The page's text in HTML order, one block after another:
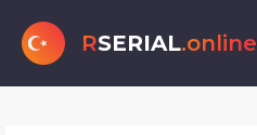
RSERIAL.online